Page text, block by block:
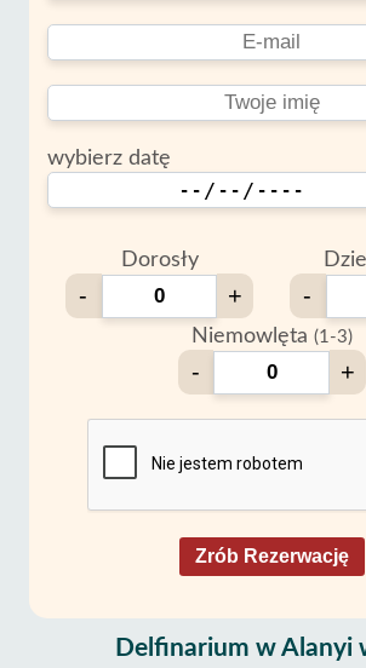
wybierz datę
Dorosły
- + -
Niemowlęta (1-3)
- +
Zrób Rezerwację
Delfinarium w Alanyi